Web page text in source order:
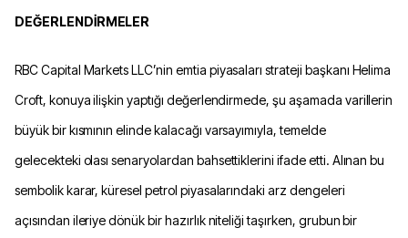
DEĞERLENDİRMELER
RBC Capital Markets LLC’nin emtia piyasaları strateji başkanı Helima
Croft, konuya ilişkin yaptığı değerlendirmede, şu aşamada varillerin
büyük bir kısmının elinde kalacağı varsayımıyla, temelde
gelecekteki olası senaryolardan bahsettiklerini ifade etti. Alınan bu
sembolik karar, küresel petrol piyasalarındaki arz dengeleri
açısından ileriye dönük bir hazırlık niteliği taşırken, grubun bir